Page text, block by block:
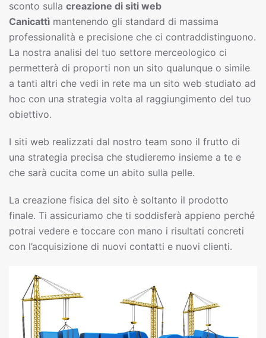
sconto sulla creazione di siti web
Canicattì mantenendo gli standard di massima
professionalità e precisione che ci contraddistinguono.
La nostra analisi del tuo settore merceologico ci
permetterà di proporti non un sito qualunque o simile
a tanti altri che vedi in rete ma un sito web studiato ad
hoc con una strategia volta al raggiungimento del tuo
obiettivo.
I siti web realizzati dal nostro team sono il frutto di
una strategia precisa che studieremo insieme a te e
che sarà cucita come un abito sulla pelle.
La creazione fisica del sito è soltanto il prodotto
finale. Ti assicuriamo che ti soddisferà appieno perché
potrai vedere e toccare con mano i risultati concreti
con l’acquisizione di nuovi contatti e nuovi clienti.